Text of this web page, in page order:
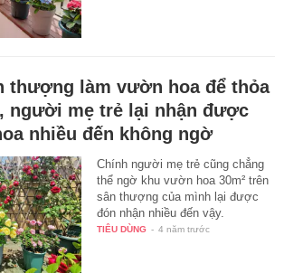
thượng làm vườn hoa để thỏa
người mẹ trẻ lại nhận được
nhiều đến không ngờ
Chính người mẹ trẻ cũng chẳng
thể ngờ khu vườn hoa 30m² trên
sân thượng của mình lại được
đón nhận nhiều đến vậy.
TIÊU DÙNG - 4 năm trước